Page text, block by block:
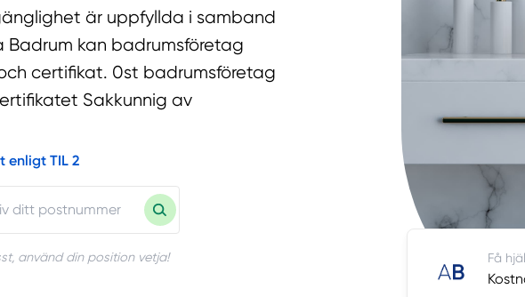
är uppfyllda i samband
kan badrumsföretag
certifikat. 0st badrumsföretag
Sakkunnig av
enligt TIL 2
använd din position vetja! Få